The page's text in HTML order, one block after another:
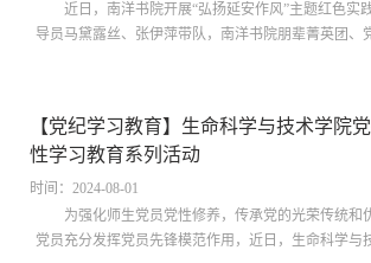
近日，南洋书院开展“弘扬延安作风”主题红色实
导员马黛露丝、张伊萍带队，南洋书院朋辈菁英团、
国青年知识分子成长的正确道路抗大纪念馆的一件件
轻的面孔在战火...
【党纪学习教育】生命科学与技术学院
性学习教育系列活动
时间：2024-08-01
为强化师生党员党性修养，传承党的光荣传统和
党员充分发挥党员先锋模范作用，近日，生命科学与